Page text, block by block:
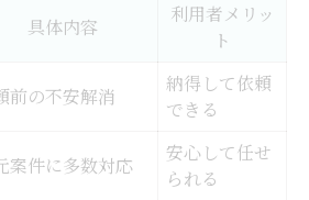
具体内容
利用者メリッ
ト
前の不安解消
納得して依頼
できる
案件に多数対応
安心して任せ
られる